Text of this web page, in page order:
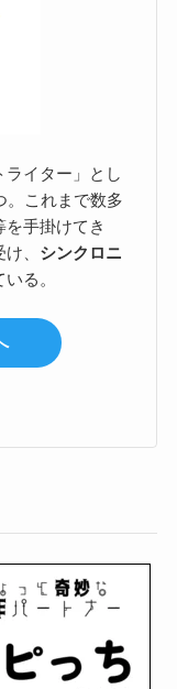
ライター」とし
。これまで数多
を手掛けてき
、 シンクロニ
る。